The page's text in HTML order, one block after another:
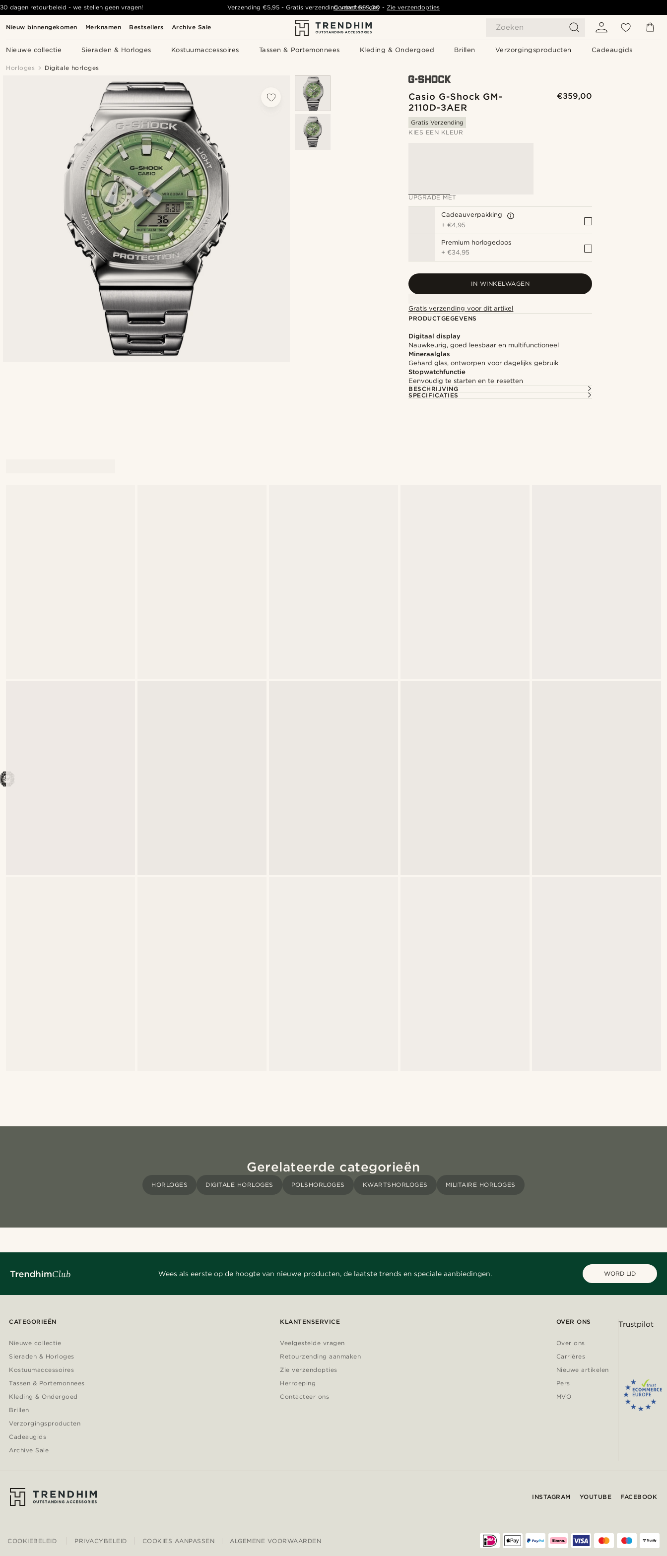
Nieuw binnengekomen Merknamen Bestsellers Archive Sale Zoeken
Nieuwe collectie Sieraden & Horloges Kostuumaccessoires Tassen & Portemonnees Kleding & Ondergoed Brillen Verzorgingsproducten Cadeaugids
30 dagen retourbeleid - we stellen geen vragen! Verzending €5,95- Gratis verzending vanaf€59,00 -Zie verzendopties
Contacteer ons
Horloges Digitale horloges
Casio G-Shock GM-
2110D-3AER
€359,00
Gratis Verzending
KIES EEN KLEUR
UPGRADE MET
Cadeauverpakking
+€4,95
Premium horlogedoos
+€34,95
IN WINKELWAGEN
Gratis verzending voor dit artikel
PRODUCTGEGEVENS
Digitaal display
Nauwkeurig, goed leesbaar en multifunctioneel
Mineraalglas
Gehard glas, ontworpen voor dagelijks gebruik
Stopwatchfunctie
Eenvoudig te starten en te resetten
BESCHRIJVING
SPECIFICATIES
Gerelateerde categorieën
HORLOGES DIGITALE HORLOGES POLSHORLOGES KWARTSHORLOGES MILITAIRE HORLOGES
Wees als eerste op de hoogte van nieuwe producten, de laatste trends en speciale aanbiedingen. WORD LID
CATEGORIEËN
Nieuwe collectie
Sieraden & Horloges
Kostuumaccessoires
Tassen & Portemonnees
Kleding & Ondergoed
Brillen
Verzorgingsproducten
Cadeaugids
Archive Sale
KLANTENSERVICE
Veelgestelde vragen
Retourzending aanmaken
Zie verzendopties
Herroeping
Contacteer ons
OVER ONS
Over ons
Carrières
Nieuwe artikelen
Pers
MVO
Trustpilot
INSTAGRAM YOUTUBE FACEBOOK
COOKIEBELEID PRIVACYBELEID COOKIES AANPASSEN ALGEMENE VOORWAARDEN